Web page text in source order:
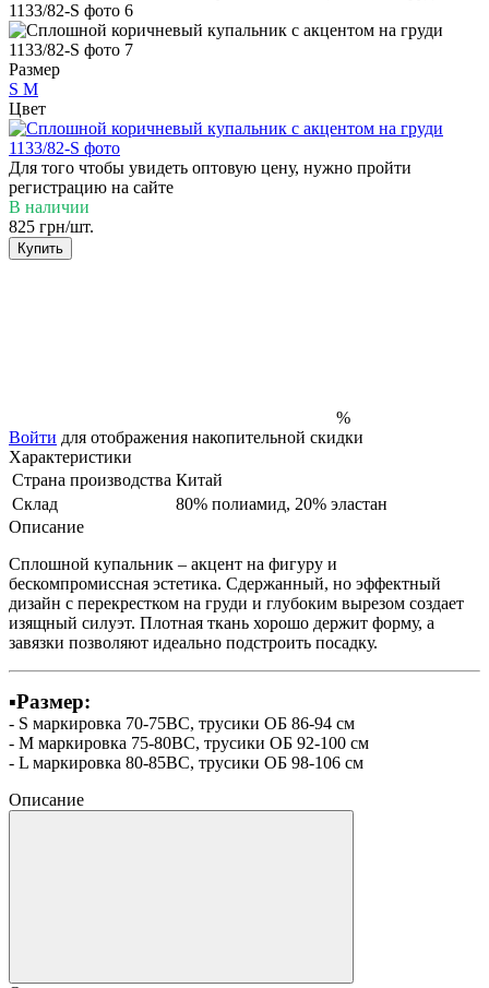
Размер
S M
Цвет
Для того чтобы увидеть оптовую цену, нужно пройти
регистрацию на сайте
В наличии
825 грн/шт.
Купить
%
Войти для отображения накопительной скидки
Характеристики
Страна производства Китай
Склад
80% полиамид, 20% эластан
Описание
Сплошной купальник – акцент на фигуру и
бескомпромиссная эстетика. Сдержанный, но эффектный
дизайн с перекрестком на груди и глубоким вырезом создает
изящный силуэт. Плотная ткань хорошо держит форму, а
завязки позволяют идеально подстроить посадку.
▪️Размер:
- S маркировка 70-75ВС, трусики ОБ 86-94 см
- M маркировка 75-80ВС, трусики ОБ 92-100 см
- L маркировка 80-85BC, трусики ОБ 98-106 см
Описание